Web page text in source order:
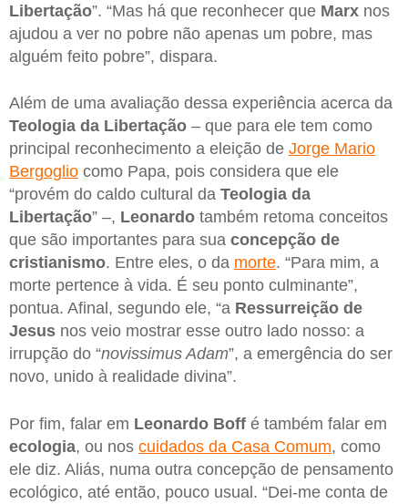
Libertação”. “Mas há que reconhecer que Marx nos
ajudou a ver no pobre não apenas um pobre, mas
alguém feito pobre”, dispara.
Além de uma avaliação dessa experiência acerca da
Teologia da Libertação – que para ele tem como
principal reconhecimento a eleição de Jorge Mario
Bergoglio como Papa, pois considera que ele
“provém do caldo cultural da Teologia da
Libertação” –, Leonardo também retoma conceitos
que são importantes para sua concepção de
cristianismo. Entre eles, o da morte. “Para mim, a
morte pertence à vida. É seu ponto culminante”,
pontua. Afinal, segundo ele, “a Ressurreição de
Jesus nos veio mostrar esse outro lado nosso: a
irrupção do “novissimus Adam”, a emergência do ser
novo, unido à realidade divina”.
Por fim, falar em Leonardo Boff é também falar em
ecologia, ou nos cuidados da Casa Comum, como
ele diz. Aliás, numa outra concepção de pensamento
ecológico, até então, pouco usual. “Dei-me conta de